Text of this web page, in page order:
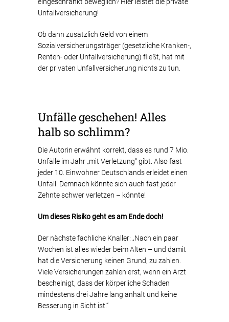
Unfallversicherung!
Ob dann zusätzlich Geld von einem
Sozialversicherungsträger (gesetzliche Kranken-,
Renten- oder Unfallversicherung) fließt, hat mit
der privaten Unfallversicherung nichts zu tun.
Unfälle geschehen! Alles
halb so schlimm?
Die Autorin erwähnt korrekt, dass es rund 7 Mio.
Unfälle im Jahr „mit Verletzung“ gibt. Also fast
jeder 10. Einwohner Deutschlands erleidet einen
Unfall. Demnach könnte sich auch fast jeder
Zehnte schwer verletzen – könnte!
Um dieses Risiko geht es am Ende doch!
Der nächste fachliche Knaller: „Nach ein paar
Wochen ist alles wieder beim Alten – und damit
hat die Versicherung keinen Grund, zu zahlen.
Viele Versicherungen zahlen erst, wenn ein Arzt
bescheinigt, dass der körperliche Schaden
mindestens drei Jahre lang anhält und keine
Besserung in Sicht ist.“